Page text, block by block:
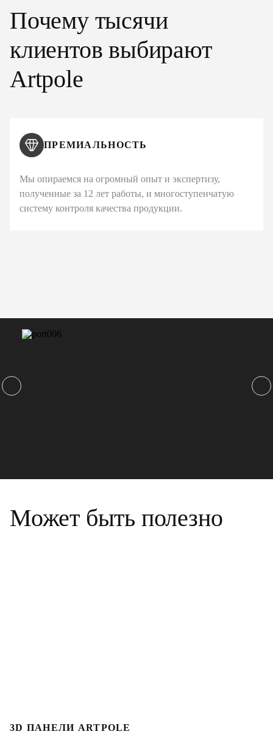
Почему тысячи
клиентов выбирают
Artpole
ПРЕМИАЛЬНОСТЬ
Мы опираемся на огромный опыт и экспертизу,
полученные за 12 лет работы, и многоступенчатую
систему контроля качества продукции.
Может быть полезно
3D ПАНЕЛИ ARTPOLE